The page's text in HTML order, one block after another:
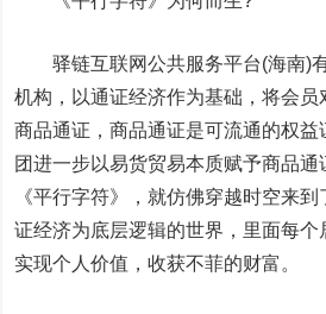
驿链互联网公共服务平台(海南)
机构，以通证经济作为基础，将会员
商品通证，商品通证是可流通的权
团进一步以易货贸易本质赋予商品通
《平行字符》，就仿佛穿越时空来
证经济为底层逻辑的世界，里面每
实现个人价值，收获不菲的财富。